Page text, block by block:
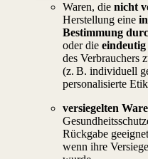
Waren, die nicht
Herstellung eine
Bestimmung
oder die
des Verbrauchers
(z. B. individuell
personalisierte
versiegelten
Rückgabe
wenn ihre